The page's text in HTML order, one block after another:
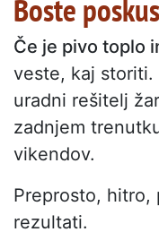
Boste
Če je pivo toplo
veste, kaj storiti.
uradni rešitelj
zadnjem
vikendov.
Preprosto, hitro,
rezultati.